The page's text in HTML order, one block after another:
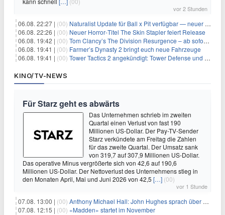
vor 2 Stunden
06.08. 22:27 | (00) Naturalist Update für Ball x Pit verfügbar — neuer Content auf allen Plattformen
06.08. 22:26 | (00) Neuer Horror‑Titel The Skin Stapler feiert Release
06.08. 19:42 | (00) Tom Clancy’s The Division Resurgence – ab sofort für euch verfügbar
06.08. 19:41 | (00) Farmer’s Dynasty 2 bringt euch neue Fahrzeuge
06.08. 19:41 | (00) Tower Tactics 2 angekündigt: Tower Defense und Deckbuilding Kombo kehrt zurück
KINO/TV-NEWS
Für Starz geht es abwärts
Das Unternehmen schrieb im zweiten
Quartal einen Verlust von fast 190
Millionen US-Dollar. Der Pay-TV-Sender
Starz verkündete am Freitag die Zahlen
für das zweite Quartal. Der Umsatz sank
von 319,7 auf 307,9 Millionen US-Dollar.
Das operative Minus vergrößerte sich von 42,6 auf 190,6
Millionen US-Dollar. Der Nettoverlust des Unternehmens stieg in
den Monaten April, Mai und Juni 2026 von 42,5 […] (00)
vor 1 Stunde
07.08. 13:00 | (00) Anthony Michael Hall: John Hughes sprach über eine Fortsetzung von 'The Breakfast Club'
07.08. 12:15 | (00) «Madden» startet im November